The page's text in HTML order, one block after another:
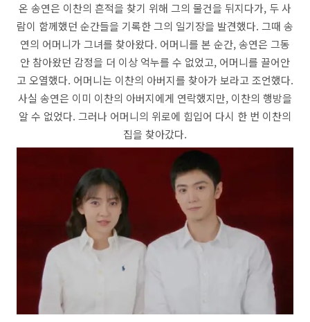
온 송연은 이찬의 흔적을 찾기 위해 그의 물건을 뒤지다가, 두 사
람이 함께했던 순간들을 기록한 그의 일기장을 발견했다. 그때 송
연의 어머니가 그녀를 찾아왔다. 어머니를 본 순간, 송연은 그동
안 참아왔던 감정을 더 이상 억누를 수 없었고, 어머니를 끌어안
고 오열했다. 어머니는 이찬의 아버지를 찾아가 보라고 조언했다.
사실 송연은 이미 이찬의 아버지에게 연락했지만, 이찬의 행방을
알 수 없었다. 그러나 어머니의 위로에 힘입어 다시 한 번 이찬의
집을 찾아갔다.